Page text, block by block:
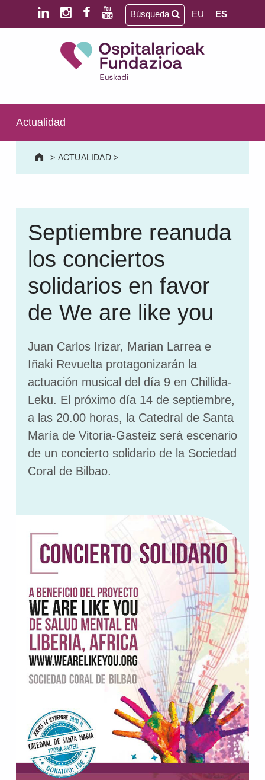
Saltar al contenido principal
Saltar al pie de página
SALUD MENTAL | DISCAPACIDAD INTELECTUAL | NEURORREHABILITACIÓN Y DAÑO CEREBRAL | PERSONA MAYOR
Búsqueda EU ES
Actualidad
> ACTUALIDAD>
Septiembre reanuda
los conciertos
solidarios en favor
de We are like you
Juan Carlos Irizar, Marian Larrea e
Iñaki Revuelta protagonizarán la
actuación musical del día 9 en Chillida-
Leku. El próximo día 14 de septiembre,
a las 20.00 horas, la Catedral de Santa
María de Vitoria-Gasteiz será escenario
de un concierto solidario de la Sociedad
Coral de Bilbao.